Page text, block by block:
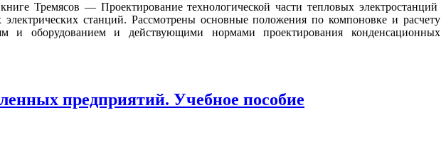
Тремясов — Проектирование технологической части тепловых электростанций
станций. Рассмотрены основные положения по компоновке и расчету
и оборудованием и действующими нормами проектирования конденсационных
предприятий. Учебное пособие